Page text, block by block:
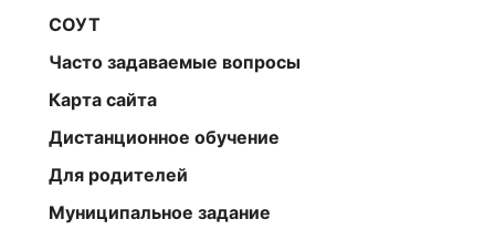
СОУТ
Часто задаваемые вопросы
Карта сайта
Дистанционное обучение
Для родителей
Муниципальное задание